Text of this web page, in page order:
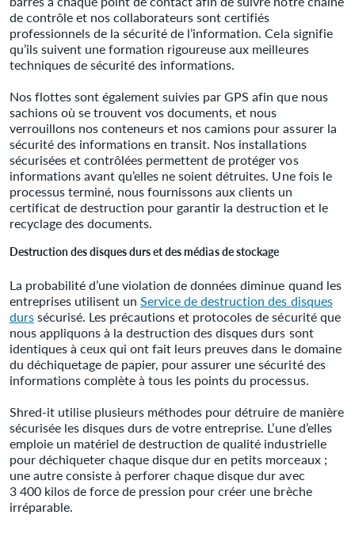
de contrôle et nos collaborateurs sont certifiés
professionnels de la sécurité de l’information. Cela signifie
qu’ils suivent une formation rigoureuse aux meilleures
techniques de sécurité des informations.
Nos flottes sont également suivies par GPS afin que nous
sachions où se trouvent vos documents, et nous
verrouillons nos conteneurs et nos camions pour assurer la
sécurité des informations en transit. Nos installations
sécurisées et contrôlées permettent de protéger vos
informations avant qu’elles ne soient détruites. Une fois le
processus terminé, nous fournissons aux clients un
certificat de destruction pour garantir la destruction et le
recyclage des documents.
Destruction des disques durs et des médias de stockage
La probabilité d’une violation de données diminue quand les
entreprises utilisent unService de destruction des disques
durssécurisé. Les précautions et protocoles de sécurité que
nous appliquons à la destruction des disques durs sont
identiques à ceux qui ont fait leurs preuves dans le domaine
du déchiquetage de papier, pour assurer une sécurité des
informations complète à tous les points du processus.
Shred-it utilise plusieurs méthodes pour détruire de manière
sécurisée les disques durs de votre entreprise. L’une d’elles
emploie un matériel de destruction de qualité industrielle
pour déchiqueter chaque disque dur en petits morceaux ;
une autre consiste à perforer chaque disque dur avec
3 400 kilos de force de pression pour créer une brèche
irréparable.